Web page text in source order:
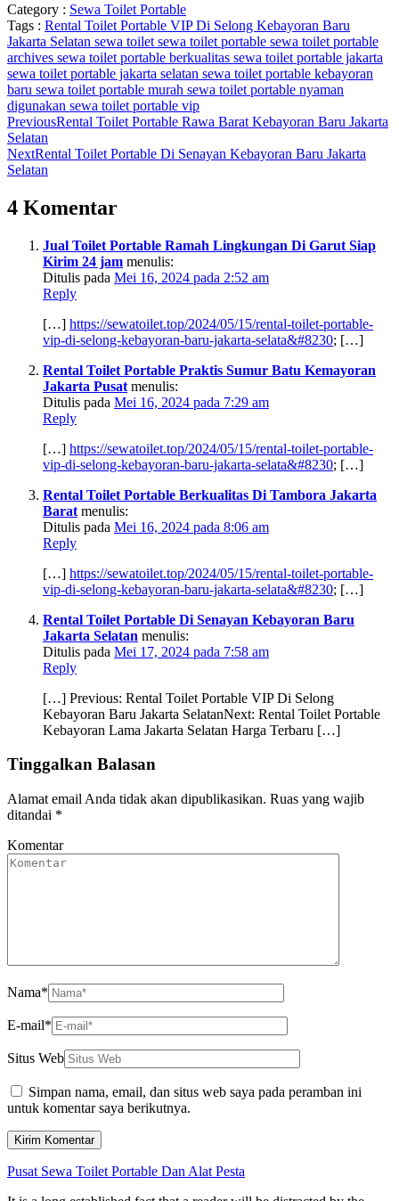
Category : Sewa Toilet Portable
Tags : Rental Toilet Portable VIP Di Selong Kebayoran Baru
Jakarta Selatan sewa toilet sewa toilet portable sewa toilet portable
archives sewa toilet portable berkualitas sewa toilet portable jakarta
sewa toilet portable jakarta selatan sewa toilet portable kebayoran
baru sewa toilet portable murah sewa toilet portable nyaman
digunakan sewa toilet portable vip
PreviousRental Toilet Portable Rawa Barat Kebayoran Baru Jakarta
Selatan
NextRental Toilet Portable Di Senayan Kebayoran Baru Jakarta
Selatan
4 Komentar
Jual Toilet Portable Ramah Lingkungan Di Garut Siap
Kirim 24 jam menulis:
Ditulis pada Mei 16, 2024 pada 2:52 am
Reply
[…] https://sewatoilet.top/2024/05/15/rental-toilet-portable-
vip-di-selong-kebayoran-baru-jakarta-selata&#8230; […]
Rental Toilet Portable Praktis Sumur Batu Kemayoran
Jakarta Pusat menulis:
Ditulis pada Mei 16, 2024 pada 7:29 am
Reply
[…] https://sewatoilet.top/2024/05/15/rental-toilet-portable-
vip-di-selong-kebayoran-baru-jakarta-selata&#8230; […]
Rental Toilet Portable Berkualitas Di Tambora Jakarta
Barat menulis:
Ditulis pada Mei 16, 2024 pada 8:06 am
Reply
[…] https://sewatoilet.top/2024/05/15/rental-toilet-portable-
vip-di-selong-kebayoran-baru-jakarta-selata&#8230; […]
Rental Toilet Portable Di Senayan Kebayoran Baru
Jakarta Selatan menulis:
Ditulis pada Mei 17, 2024 pada 7:58 am
Reply
[…] Previous: Rental Toilet Portable VIP Di Selong
Kebayoran Baru Jakarta SelatanNext: Rental Toilet Portable
Kebayoran Lama Jakarta Selatan Harga Terbaru […]
Tinggalkan Balasan
Alamat email Anda tidak akan dipublikasikan. Ruas yang wajib
ditandai *
Komentar
Nama*
E-mail*
Situs Web
Simpan nama, email, dan situs web saya pada peramban ini
untuk komentar saya berikutnya.
Pusat Sewa Toilet Portable Dan Alat Pesta